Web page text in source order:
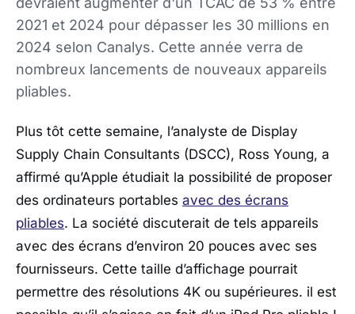
2021 et 2024 pour dépasser les 30 millions en
2024 selon Canalys. Cette année verra de
nombreux lancements de nouveaux appareils
pliables.
Plus tôt cette semaine, l’analyste de Display
Supply Chain Consultants (DSCC), Ross Young, a
affirmé qu’Apple étudiait la possibilité de proposer
des ordinateurs portables avec des écrans
pliables. La société discuterait de tels appareils
avec des écrans d’environ 20 pouces avec ses
fournisseurs. Cette taille d’affichage pourrait
permettre des résolutions 4K ou supérieures. il est